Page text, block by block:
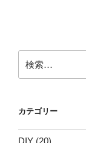
索:
カテゴリー